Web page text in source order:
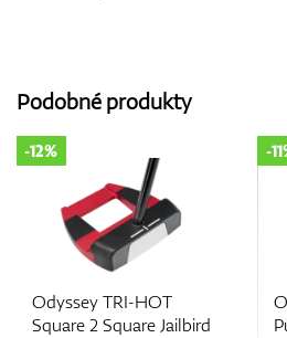
Podobné produkty
Odyssey Ai-DUAL #7 S
Putter